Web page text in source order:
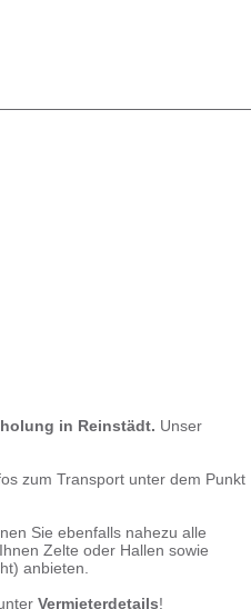
in Reinstädt. Unser
zum Transport unter dem Punkt
Sie ebenfalls nahezu alle
Zelte oder Hallen sowie
anbieten.
Vermieterdetails!